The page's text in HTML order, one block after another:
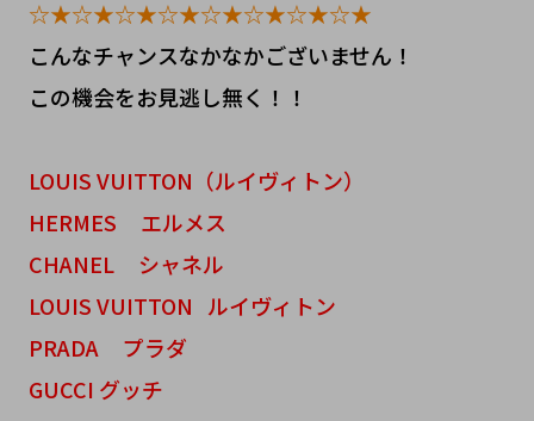
☆★☆★☆★☆★☆★☆★☆★☆★
こんなチャンスなかなかございません！
この機会をお見逃し無く！！
LOUIS VUITTON（ルイヴィトン）
HERMES エルメス
CHANEL シャネル
LOUIS VUITTON ルイヴィトン
PRADA プラダ
GUCCI グッチ